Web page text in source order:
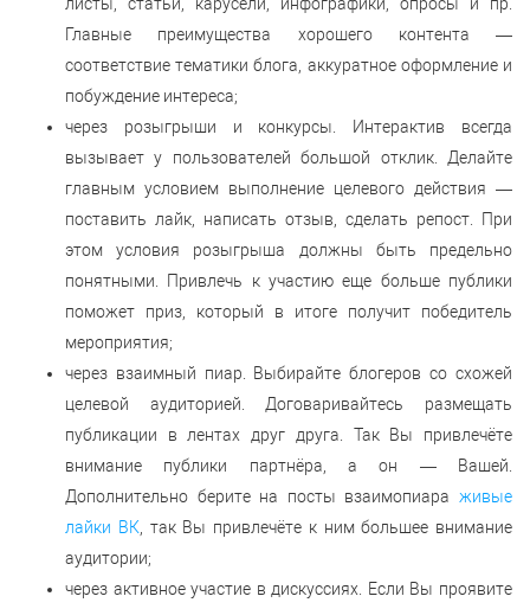
листы, статьи, карусели, инфографики, опросы и пр.
Главные преимущества хорошего контента —
соответствие тематики блога, аккуратное оформление и
побуждение интереса;
через розыгрыши и конкурсы. Интерактив всегда
вызывает у пользователей большой отклик. Делайте
главным условием выполнение целевого действия —
поставить лайк, написать отзыв, сделать репост. При
этом условия розыгрыша должны быть предельно
понятными. Привлечь к участию еще больше публики
поможет приз, который в итоге получит победитель
мероприятия;
через взаимный пиар. Выбирайте блогеров со схожей
целевой аудиторией. Договаривайтесь размещать
публикации в лентах друг друга. Так Вы привлечёте
внимание публики партнёра, а он — Вашей.
Дополнительно берите на посты взаимопиара живые
лайки ВК, так Вы привлечёте к ним большее внимание
аудитории;
через активное участие в дискуссиях. Если Вы проявите